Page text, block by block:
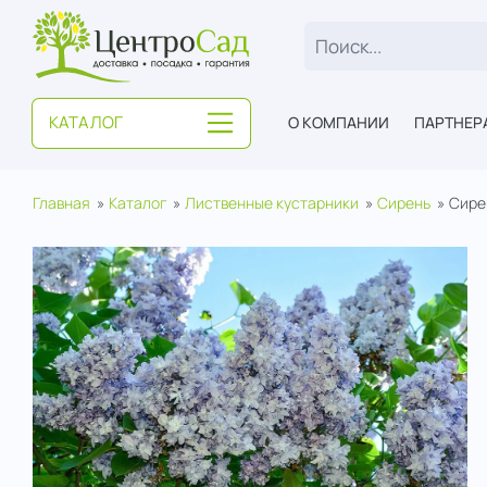
ЦентроСад
КАТАЛОГ О КОМПАНИИ
Главная Каталог Лиственные кустарники Сирень